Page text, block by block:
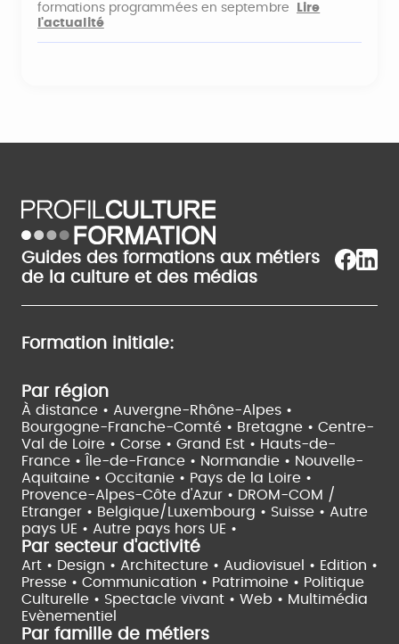
formations programmées en septembre
Lire
l'actualité
Guides des formations aux métiers
de la culture et des médias
Formation initiale:
Par région
À distance • Auvergne-Rhône-Alpes •
Bourgogne-Franche-Comté • Bretagne • Centre-
Val de Loire • Corse • Grand Est • Hauts-de-
France •
Île-de-France • Normandie • Nouvelle-
Aquitaine • Occitanie • Pays de la Loire •
Provence-Alpes-Côte d'Azur • DROM-COM /
Etranger • Belgique/Luxembourg • Suisse • Autre
pays UE • Autre pays hors UE •
Par secteur d'activité
Art • Design • Architecture • Audiovisuel • Edition •
Presse • Communication • Patrimoine • Politique
Culturelle • Spectacle vivant • Web • Multimédia
Evènementiel
Par famille de métiers